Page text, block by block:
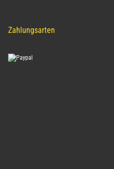
Zahlungsarten